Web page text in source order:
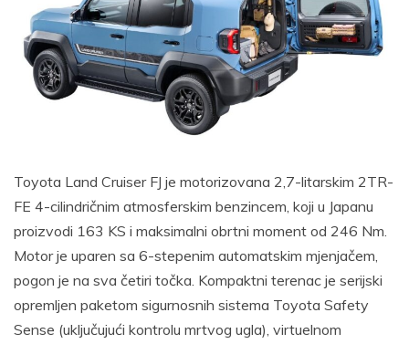
Toyota Land Cruiser FJ je motorizovana 2,7-litarskim 2TR-
FE 4-cilindričnim atmosferskim benzincem, koji u Japanu
proizvodi 163 KS i maksimalni obrtni moment od 246 Nm.
Motor je uparen sa 6-stepenim automatskim mjenjačem,
pogon je na sva četiri točka. Kompaktni terenac je serijski
opremljen paketom sigurnosnih sistema Toyota Safety
Sense (uključujući kontrolu mrtvog ugla), virtuelnom